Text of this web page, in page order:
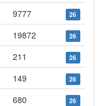
9777 26
19872 26
211 26
149 26
680 26